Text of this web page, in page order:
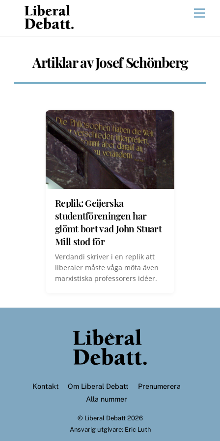
content
Artiklar av Josef Schönberg
Replik: Geijerska
studentföreningen har
glömt bort vad John Stuart
Mill stod för
Verdandi skriver i en replik att
liberaler måste våga möta även
marxistiska professorers idéer.
Back
To
Top
Kontakt Om Liberal Debatt
Prenumerera
Alla nummer
© Liberal Debatt2026
Ansvarig utgivare: Eric Luth